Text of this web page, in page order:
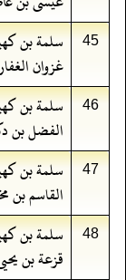
45 سلمة بن
غزوان
46 سلمة بن
الفضل بن
47 سلمة بن
القاسم بن
48 سلمة بن
قزعة بن